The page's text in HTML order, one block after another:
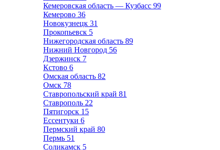
Кемеровская область — Кузбасс 99
Кемерово 36
Новокузнецк 31
Прокопьевск 5
Нижегородская область 89
Нижний Новгород 56
Дзержинск 7
Кстово 6
Омская область 82
Омск 78
Ставропольский край 81
Ставрополь 22
Пятигорск 15
Ессентуки 6
Пермский край 80
Пермь 51
Соликамск 5